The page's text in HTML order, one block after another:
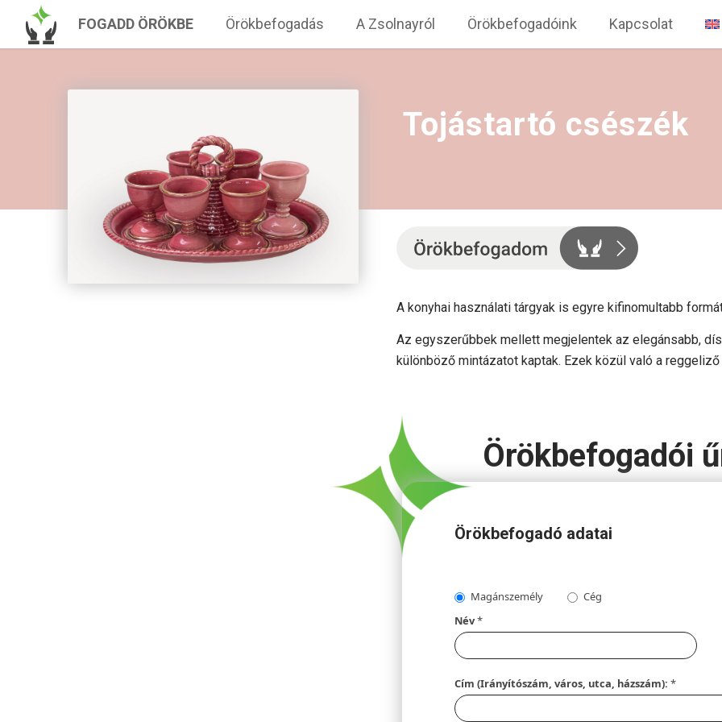
FOGADD ÖRÖKBE Örökbefogadás A Zsolnayról Örökbefogadóink Kapcsolat
Tojástartó csészék
A konyhai használati tárgyak is egyre kifinomultabb
Az egyszerűbbek mellett megjelentek az elegánsabb,
különböző mintázatot kaptak. Ezek közül való a
Örökbefogadói
Örökbefogadó adatai
Magánszemély
Cég
Név*
Cím (Irányítószám, város, utca, házszám):*